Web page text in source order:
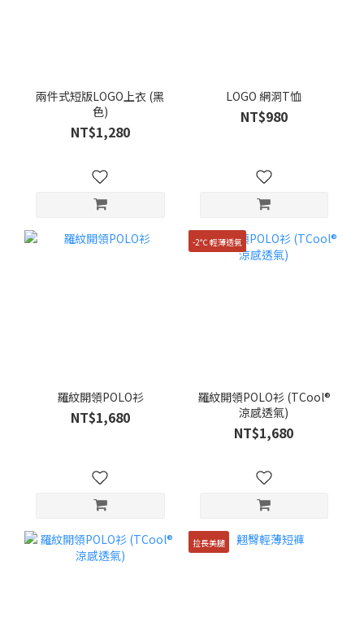
兩件式短版LOGO上衣 (黑
色)
NT$1,280
LOGO 網洞T恤
NT$980
羅紋開領POLO衫
NT$1,680
-2℃ 輕薄透氣
羅紋開領POLO衫 (TCool®
涼感透氣)
NT$1,680
拉長美腿